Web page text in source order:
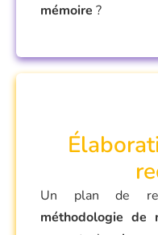
mémoire ?
Un plan de
méthodologie de